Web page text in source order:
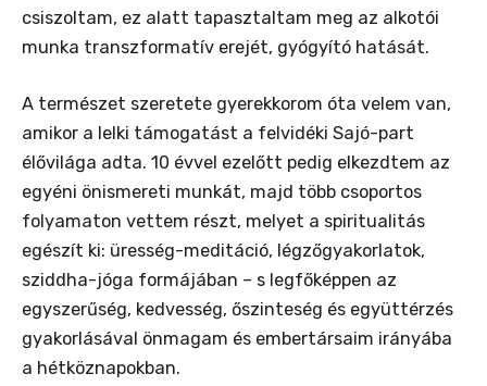
csiszoltam, ez alatt tapasztaltam meg az alkotói
munka transzformatív erejét, gyógyító hatását.
A természet szeretete gyerekkorom óta velem van,
amikor a lelki támogatást a felvidéki Sajó-part
élővilága adta. 10 évvel ezelőtt pedig elkezdtem az
egyéni önismereti munkát, majd több csoportos
folyamaton vettem részt, melyet a spiritualitás
egészít ki: üresség-meditáció, légzőgyakorlatok,
sziddha-jóga formájában – s legfőképpen az
egyszerűség, kedvesség, őszinteség és együttérzés
gyakorlásával önmagam és embertársaim irányába
a hétköznapokban.